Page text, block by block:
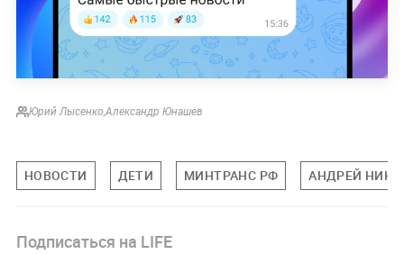
Юрий Лысенко,Александр Юнашев
НОВОСТИ ДЕТИ МИНТРАНС РФ АНДРЕЙ
Подписаться на LIFE